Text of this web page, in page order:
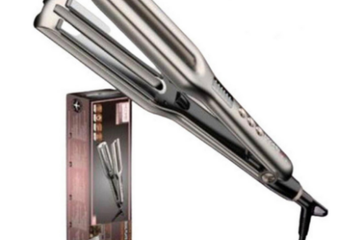
Πρέσα ισιώματος μαλλιών Hoomei